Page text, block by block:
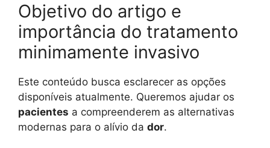
Objetivo do artigo e
importância do tratamento
minimamente invasivo
Este conteúdo busca esclarecer as opções
disponíveis atualmente. Queremos ajudar os
pacientes a compreenderem as alternativas
modernas para o alívio da dor.